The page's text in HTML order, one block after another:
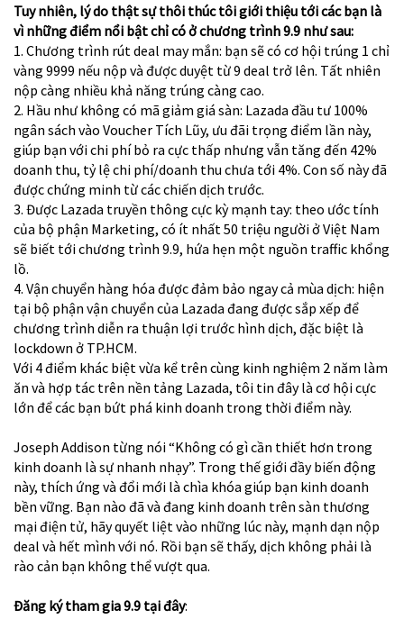
Tuy nhiên, lý do thật sự thôi thúc tôi giới thiệu tới các bạn là
vì những điểm nổi bật chỉ có ở chương trình 9.9 như sau:
1. Chương trình rút deal may mắn: bạn sẽ có cơ hội trúng 1 chỉ
vàng 9999 nếu nộp và được duyệt từ 9 deal trở lên. Tất nhiên
nộp càng nhiều khả năng trúng càng cao.
2. Hầu như không có mã giảm giá sàn: Lazada đầu tư 100%
ngân sách vào Voucher Tích Lũy, ưu đãi trọng điểm lần này,
giúp bạn với chi phí bỏ ra cực thấp nhưng vẫn tăng đến 42%
doanh thu, tỷ lệ chi phí/doanh thu chưa tới 4%. Con số này đã
được chứng minh từ các chiến dịch trước.
3. Được Lazada truyền thông cực kỳ mạnh tay: theo ước tính
của bộ phận Marketing, có ít nhất 50 triệu người ở Việt Nam
sẽ biết tới chương trình 9.9, hứa hẹn một nguồn traffic khổng
lồ.
4. Vận chuyển hàng hóa được đảm bảo ngay cả mùa dịch: hiện
tại bộ phận vận chuyển của Lazada đang được sắp xếp để
chương trình diễn ra thuận lợi trước hình dịch, đặc biệt là
lockdown ở TP.HCM.
Với 4 điểm khác biệt vừa kể trên cùng kinh nghiệm 2 năm làm
ăn và hợp tác trên nền tảng Lazada, tôi tin đây là cơ hội cực
lớn để các bạn bứt phá kinh doanh trong thời điểm này.
Joseph Addison từng nói “Không có gì cần thiết hơn trong
kinh doanh là sự nhanh nhạy”. Trong thế giới đầy biến động
này, thích ứng và đổi mới là chìa khóa giúp bạn kinh doanh
bền vững. Bạn nào đã và đang kinh doanh trên sàn thương
mại điện tử, hãy quyết liệt vào những lúc này, mạnh dạn nộp
deal và hết mình với nó. Rồi bạn sẽ thấy, dịch không phải là
rào cản bạn không thể vượt qua.
Đăng ký tham gia 9.9 tại đây: